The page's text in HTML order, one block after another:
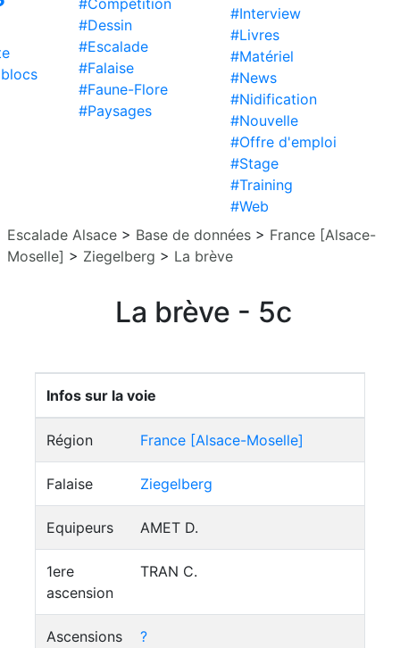
#Compétition
#Dessin
#Escalade
#Falaise
#Faune-Flore
#Paysages
#Interview
#Livres
#Matériel
#News
#Nidification
#Nouvelle
#Offre d'emploi
#Stage
#Training
#Web
Escalade Alsace > Base de données > France [Alsace-
Moselle] > Ziegelberg > La brève
La brève - 5c
Infos sur la voie
Région France [Alsace-Moselle]
Falaise Ziegelberg
Equipeurs AMET D.
1ere
ascension
TRAN C.
Ascensions
?